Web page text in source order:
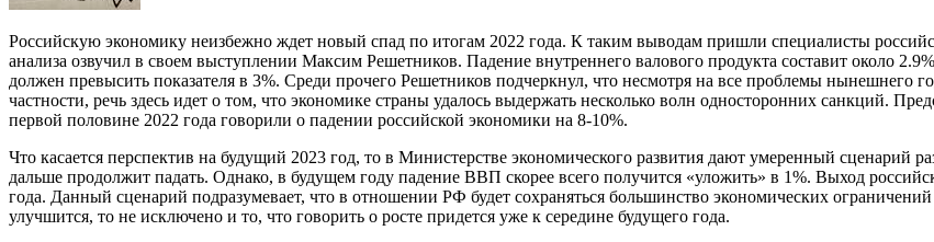
Российскую экономику неизбежно ждет новый спад по итогам 2022 года. К таким выводам пришли специалисты
анализа озвучил в своем выступлении Максим Решетников. Падение внутреннего валового продукта составит около
должен превысить показателя в 3%. Среди прочего Решетников подчеркнул, что несмотря на все проблемы нынешнего
частности, речь здесь идет о том, что экономике страны удалось выдержать несколько волн односторонних санкций.
первой половине 2022 года говорили о падении российской экономики на 8-10%.
Что касается перспектив на будущий 2023 год, то в Министерстве экономического развития дают умеренный сценарий
дальше продолжит падать. Однако, в будущем году падение ВВП скорее всего получится «уложить» в 1%. Выход
года. Данный сценарий подразумевает, что в отношении РФ будет сохраняться большинство экономических
улучшится, то не исключено и то, что говорить о росте придется уже к середине будущего года.